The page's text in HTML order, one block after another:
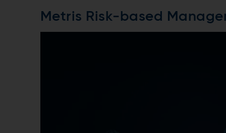
Metris Risk-based